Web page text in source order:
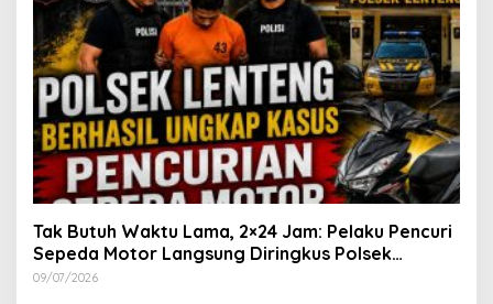
Tak Butuh Waktu Lama, 2×24 Jam: Pelaku Pencuri
Sepeda Motor Langsung Diringkus Polsek
Lenteng di Wilayah Manding
09/07/2026